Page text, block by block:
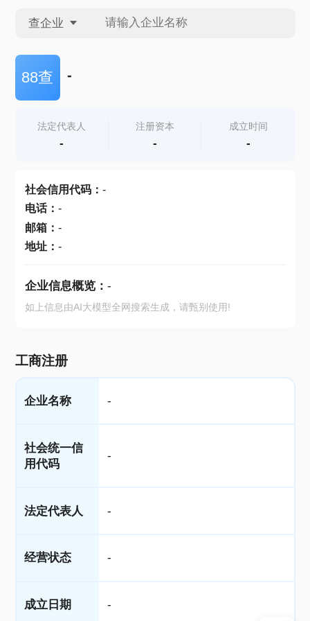
查企业
查企业
查产地
88查 -
法定代表人
-
注册资本
-
成立时间
-
社会信用代码： -
电话： -
邮箱： -
地址： -
企业信息概览： -
如上信息由AI大模型全网搜索生成，请甄别使用!
工商注册
企业名称 -
社会统一信
用代码
-
法定代表人 -
经营状态 -
成立日期 -